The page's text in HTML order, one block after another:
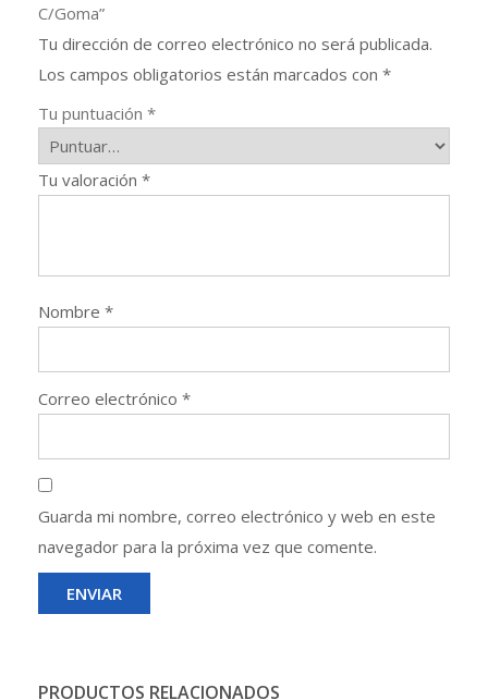
C/Goma”
Tu dirección de correo electrónico no será publicada.
Los campos obligatorios están marcados con *
Tu puntuación *
Tu valoración *
Nombre *
Correo electrónico *
Guarda mi nombre, correo electrónico y web en este
navegador para la próxima vez que comente.
PRODUCTOS RELACIONADOS